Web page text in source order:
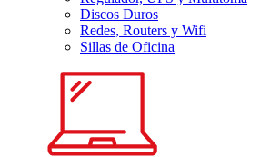
Discos Duros
Redes, Routers y Wifi
Sillas de Oficina